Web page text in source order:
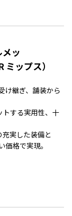
ッ
ミップス）
け継ぎ、舗装から
トする実用性、十
実した装備と
価格で実現。